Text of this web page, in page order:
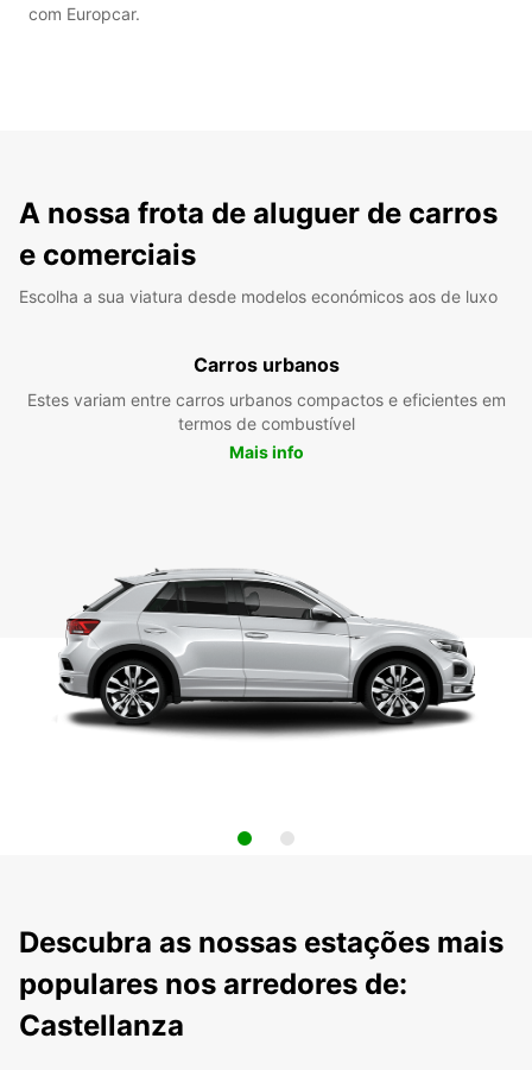
com Europcar.
A nossa frota de aluguer de carros
e comerciais
Escolha a sua viatura desde modelos económicos aos de luxo
Carros urbanos
Estes variam entre carros urbanos compactos e eficientes em
termos de combustível
Mais info
Descubra as nossas estações mais
populares nos arredores de:
Castellanza